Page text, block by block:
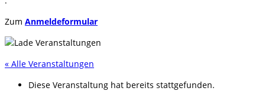
Zum Anmeldeformular
« Alle Veranstaltungen
Diese Veranstaltung hat bereits stattgefunden.